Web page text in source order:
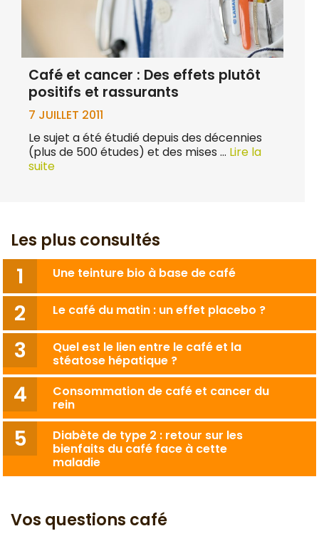
Café et cancer : Des effets plutôt
positifs et rassurants
7 JUILLET 2011
Le sujet a été étudié depuis des décennies
(plus de 500 études) et des mises … Lire la
suite
Les plus consultés
Une teinture bio à base de café
Le café du matin : un effet placebo ?
Quel est le lien entre le café et la
stéatose hépatique ?
Consommation de café et cancer du
rein
Diabète de type 2 : retour sur les
bienfaits du café face à cette
maladie
Vos questions café